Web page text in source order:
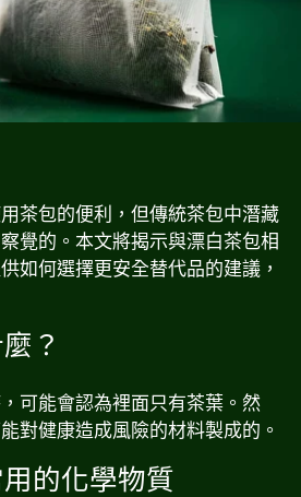
茶包的便利，但傳統茶包中潛藏
覺的。本文將揭示與漂白茶包相
如何選擇更安全替代品的建議，
？
可能會認為裡面只有茶葉。然
對健康造成風險的材料製成的。
的化學物質